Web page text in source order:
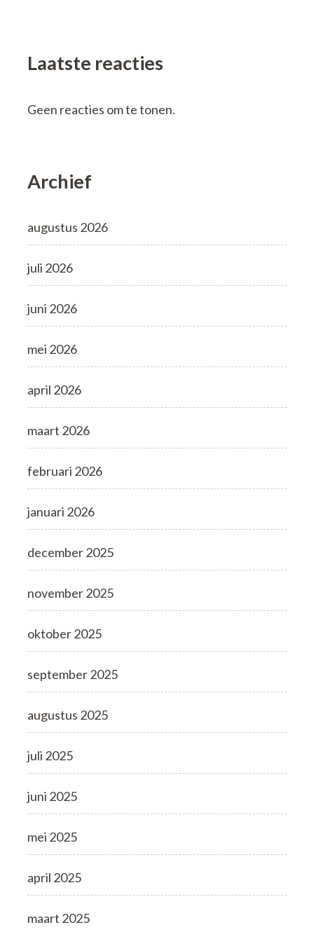
Laatste reacties
Geen reacties om te tonen.
Archief
augustus 2026
juli 2026
juni 2026
mei 2026
april 2026
maart 2026
februari 2026
januari 2026
december 2025
november 2025
oktober 2025
september 2025
augustus 2025
juli 2025
juni 2025
mei 2025
april 2025
maart 2025